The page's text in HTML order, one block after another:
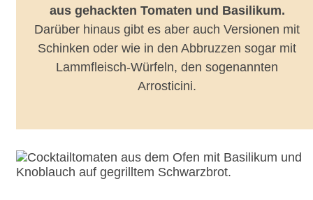
aus gehackten Tomaten und Basilikum.
Darüber hinaus gibt es aber auch Versionen mit
Schinken oder wie in den Abbruzzen sogar mit
Lammfleisch-Würfeln, den sogenannten
Arrosticini.